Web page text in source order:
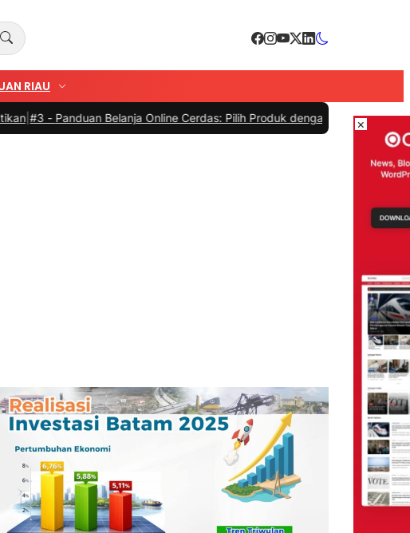
RIAU
Belanja Online Cerdas: Pilih Produk dengan Bijak dan Hindari
×